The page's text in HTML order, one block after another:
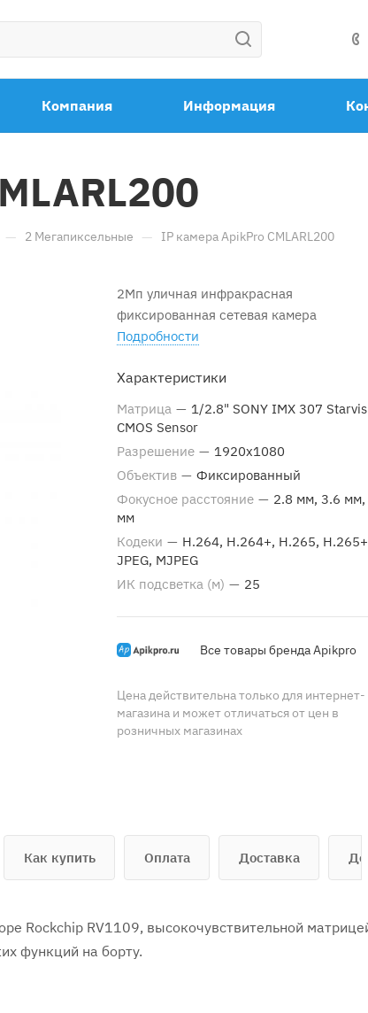
Компания Информация
— 2 Мегапиксельные — IP камера ApikPro CMLARL200
2Мп уличная инфракрасная
фиксированная сетевая камера
Подробности
Характеристики
Матрица — 1/2.8" SONY IMX 307 Starvis
CMOS Sensor
Разрешение — 1920x1080
Объектив — Фиксированный
Фокусное расстояние — 2.8 мм, 3.6 мм,
мм
Кодеки — H.264, H.264+, H.265,
JPEG, MJPEG
ИК подсветка (м) — 25
Все товары бренда Apikpro
Цена действительна только для интернет-
магазина и может отличаться от цен в
розничных магазинах
Как купить Оплата Доставка
Rockchip RV1109, высокочувствительной
функций на борту.